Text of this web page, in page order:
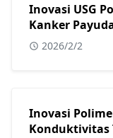
Inovasi USG
Kanker
2026/2/2
Inovasi
Konduktivitas